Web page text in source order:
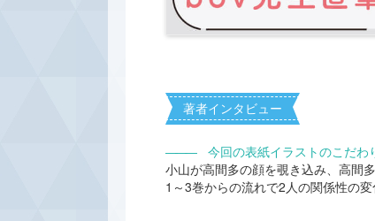
著者インタビュー
―――今回の表紙イラストのこだわ
小山が高間多の顔を覗き込み、高間
1～3巻からの流れで2人の関係性の